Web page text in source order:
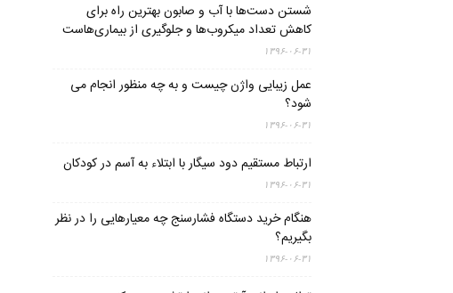
شستن دست‌ها با آب و صابون بهترین راه برای
کاهش تعداد میکروب‌ها و جلوگیری از بیماری‌هاست
۱۳۹۶-۰۶-۳۱
عمل زیبایی واژن چیست و به چه منظور انجام می
شود؟
۱۳۹۶-۰۶-۳۱
ارتباط مستقیم دود سیگار با ابتلاء به آسم در کودکان
۱۳۹۶-۰۶-۳۱
هنگام خرید دستگاه فشارسنج چه معیارهایی را در نظر
بگیریم؟
۱۳۹۶-۰۶-۳۱